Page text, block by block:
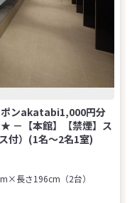
ポンakatabi1,000円分
－【本館】【禁煙】ス
付）(1名～2名1室)
長さ196cm（2台）